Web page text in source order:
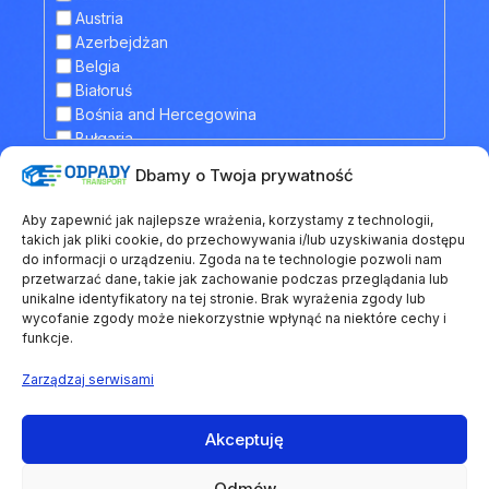
Dbamy o Twoja prywatność
Aby zapewnić jak najlepsze wrażenia, korzystamy z technologii,
takich jak pliki cookie, do przechowywania i/lub uzyskiwania dostępu
do informacji o urządzeniu. Zgoda na te technologie pozwoli nam
przetwarzać dane, takie jak zachowanie podczas przeglądania lub
unikalne identyfikatory na tej stronie. Brak wyrażenia zgody lub
wycofanie zgody może niekorzystnie wpłynąć na niektóre cechy i
funkcje.
Zarządzaj serwisami
Akceptuję
TANDEM
Finlandia
Francja
Grecja
Gruzja
Hiszpania
Holandia
Islandia
Kosowo
Liechtenstein
Litwa
Łotwa
Luksemburg
Malta
Austria
Azerbejdżan
Belgia
Białoruś
Bośnia and Hercegowina
Bułgaria
Chorwacja
Cypr
Czarnogóra
Czechy
Dania
Estonia
Finlandia
Francja
Gruzja
Dodatkowe informacje